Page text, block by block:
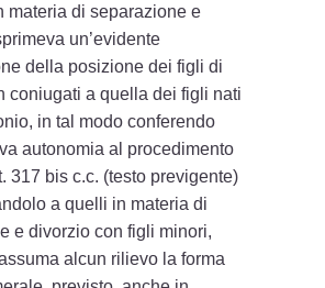
materia di separazione e
un’evidente
della posizione dei figli di
coniugati a quella dei figli nati
in tal modo conferendo
autonomia al procedimento
317 bis c.c. (testo previgente)
a quelli in materia di
e divorzio con figli minori,
alcun rilievo la forma